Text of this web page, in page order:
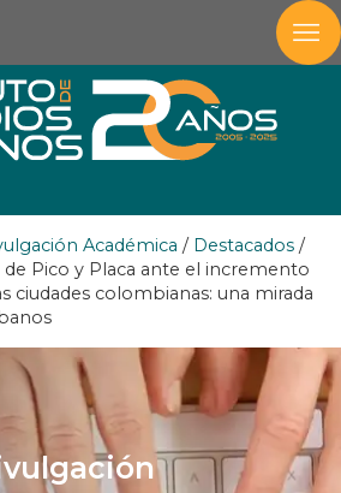
Académica / Destacados /
de Pico y Placa ante el incremento
ciudades colombianas: una mirada